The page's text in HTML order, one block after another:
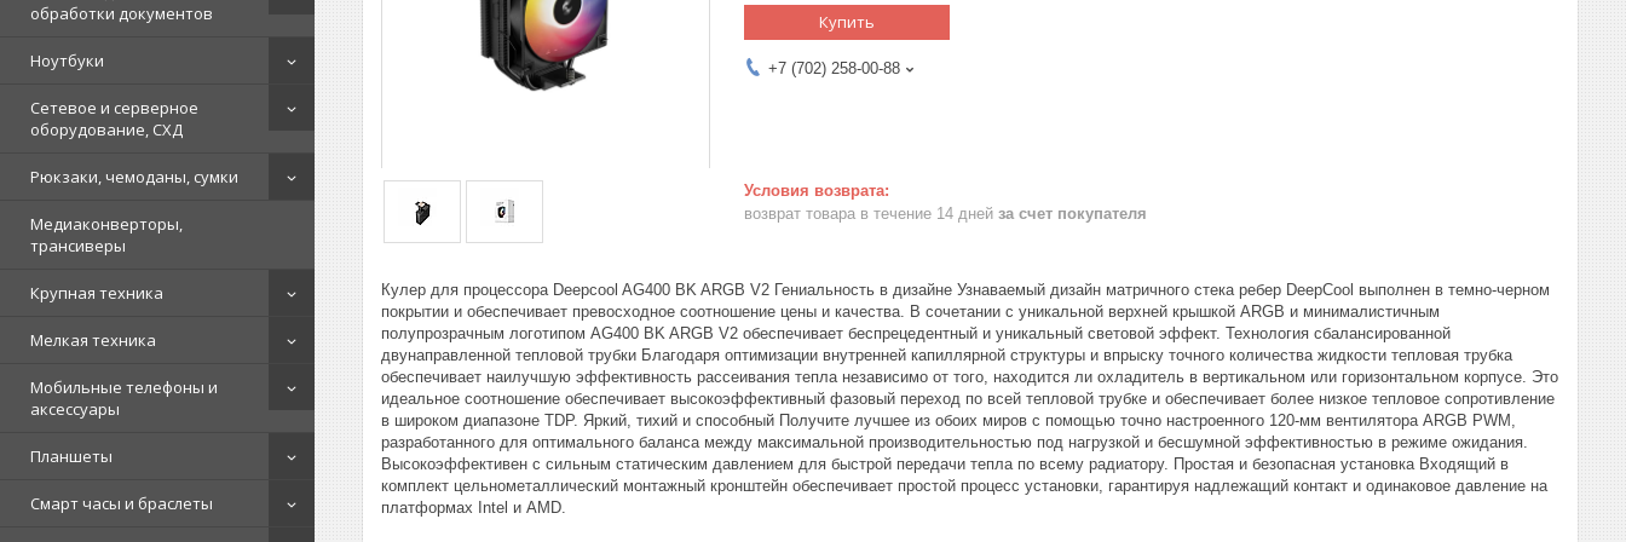
обработки документов
Ноутбуки
Сетевое и серверное
оборудование, СХД
Рюкзаки, чемоданы, сумки
Медиаконверторы,
трансиверы
Крупная техника
Мелкая техника
Мобильные телефоны и
аксессуары
Планшеты
Смарт часы и браслеты
Купить
+7 (702) 258-00-88
возврат товара в течение 14 дней за счет покупателя
Кулер для процессора Deepcool AG400 BK ARGB V2 Гениальность в дизайне Узнаваемый дизайн матричного стека ребер DeepCool выполнен в темно-черном
покрытии и обеспечивает превосходное соотношение цены и качества. В сочетании с уникальной верхней крышкой ARGB и минималистичным
полупрозрачным логотипом AG400 BK ARGB V2 обеспечивает беспрецедентный и уникальный световой эффект. Технология сбалансированной
двунаправленной тепловой трубки Благодаря оптимизации внутренней капиллярной структуры и впрыску точного количества жидкости тепловая трубка
обеспечивает наилучшую эффективность рассеивания тепла независимо от того, находится ли охладитель в вертикальном или горизонтальном корпусе. Это
идеальное соотношение обеспечивает высокоэффективный фазовый переход по всей тепловой трубке и обеспечивает более низкое тепловое сопротивление
в широком диапазоне TDP. Яркий, тихий и способный Получите лучшее из обоих миров с помощью точно настроенного 120-мм вентилятора ARGB PWM,
разработанного для оптимального баланса между максимальной производительностью под нагрузкой и бесшумной эффективностью в режиме ожидания.
Высокоэффективен с сильным статическим давлением для быстрой передачи тепла по всему радиатору. Простая и безопасная установка Входящий в
комплект цельнометаллический монтажный кронштейн обеспечивает простой процесс установки, гарантируя надлежащий контакт и одинаковое давление на
платформах Intel и AMD.